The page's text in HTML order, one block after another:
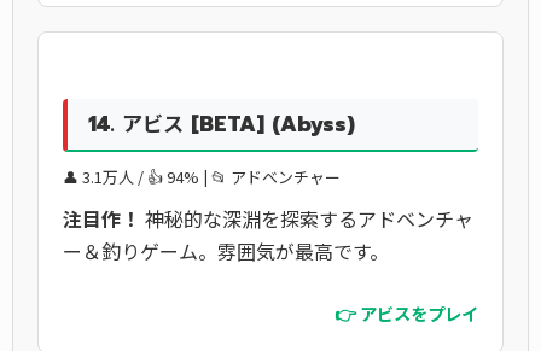
14. アビス [BETA] (Abyss)
👤 3.1万人 / 👍 94% | 📂 アドベンチャー
注目作！ 神秘的な深淵を探索するアドベンチャ
ー＆釣りゲーム。雰囲気が最高です。
👉 アビスをプレイ